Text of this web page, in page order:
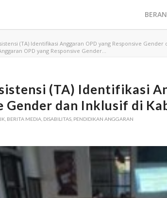
(TA) Identifikasi Anggaran OPD yang Responsive
OPD yang Responsive Gender...
(TA) Identifikasi
Gender dan Inklusif di
, BERITA MEDIA, DISABILITAS, PENDIDIKAN ANGGARAN